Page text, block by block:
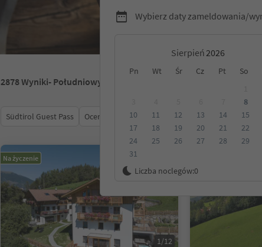
Wybierz daty zameldowania/
Sierpień
Pn Wt Śr Cz Pt So
8
10
11 12 13 14 15
17
18 19 20 21 22
24
25 26 27 28 29
31
Liczba noclegów:0
2878Wyniki- Południowy Tyrol
Südtirol Guest Pass Ocena Kategoria Opcje wyżywienia
Na życzenie
1/12